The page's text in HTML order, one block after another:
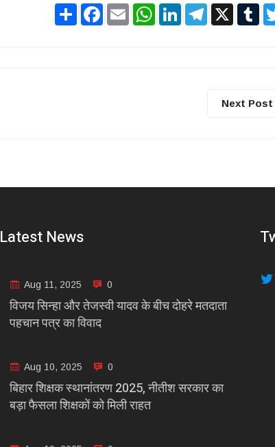
Share Facebook
Email WhatsApp
LinkedInTelegram
X
Next Post
Latest News
Aug 11, 2025 0
विजय सिन्हा और तेजस्वी यादव के बीच दोहरे मतदाता
पहचान पत्र का विवाद
Aug 10, 2025 0
बिहार शिक्षक स्थानांतरण 2025, नीतीश सरकार का
बड़ा फैसला शिक्षकों को मिली राहत